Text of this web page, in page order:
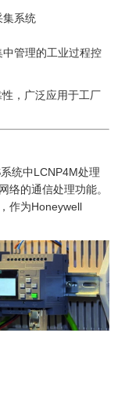
集系统
管理的工业过程控
，广泛应用于工厂
统中LCNP4M处理
络的通信处理功能。
作为Honeywell